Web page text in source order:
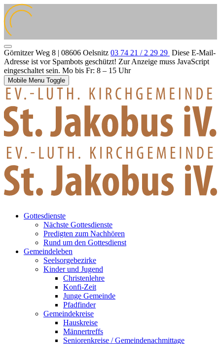
Görnitzer Weg 8 | 08606 Oelsnitz 03 74 21 / 2 29 29 Diese E-Mail-
Adresse ist vor Spambots geschützt! Zur Anzeige muss JavaScript
eingeschaltet sein. Mo bis Fr: 8 – 15 Uhr
Mobile Menu Toggle
Gottesdienste
Nächste Gottesdienste
Predigten zum Nachhören
Rund um den Gottesdienst
Gemeindeleben
Seelsorgebezirke
Kinder und Jugend
Christenlehre
Konfi-Zeit
Junge Gemeinde
Pfadfinder
Gemeindekreise
Hauskreise
Männertreffs
Seniorenkreise / Gemeindenachmittage